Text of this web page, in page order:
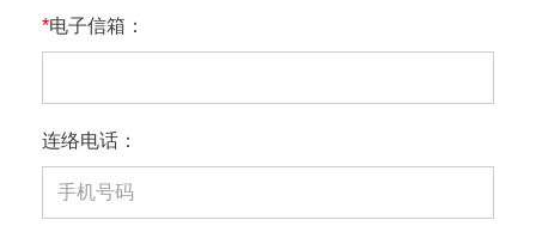
*电子信箱：
连络电话：